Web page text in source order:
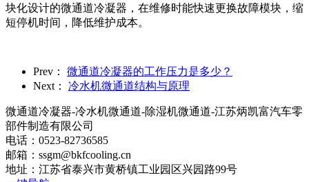
块化设计的微通道冷凝器，在维修时能快速更换故障模块，缩
短停机时间，降低维护成本。
Prev：
微通道冷凝器的工作压力是多少？
Next：
冷水机微通道结构与原理
微通道冷凝器-冷水机微通道-除湿机微通道-江苏炳凯富汽车零
部件制造有限公司
电话：0523-82736585
邮箱：ssgm@bkfcooling.cn
地址：江苏省泰兴市黄桥镇工业园区兴园路99号